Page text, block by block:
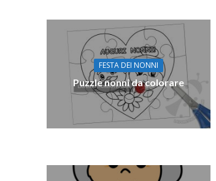
FESTA DEI NONNI
Puzzle nonni da colorare